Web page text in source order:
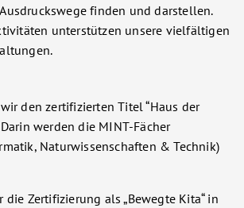
finden und darstellen.
unterstützen unsere vielfältigen
den zertifizierten Titel “Haus der
werden die MINT-Fächer
Naturwissenschaften & Technik)
Zertifizierung als „Bewegte Kita“ in